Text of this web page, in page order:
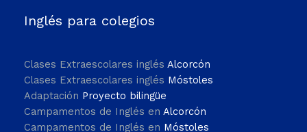
Inglés para colegios
Clases Extraescolares inglés Alcorcón
Clases Extraescolares inglés Móstoles
Adaptación Proyecto bilingüe
Campamentos de Inglés en Alcorcón
Campamentos de Inglés en Móstoles